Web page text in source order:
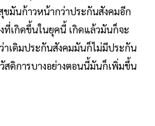
มันก้าวหน้ากว่าประกันสังคมอีก
เกิดขึ้นในยุคนี้ เกิดแล้วมันก็จะ
าเดิมประกันสังคมมันก็ไม่มีประกัน
สดิการบางอย่างตอนนี้มันก็เพิ่มขึ้น